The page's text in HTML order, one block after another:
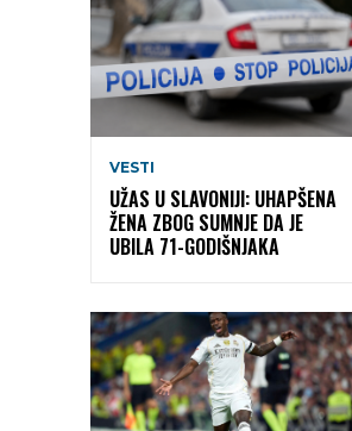
VESTI
UŽAS U SLAVONIJI: UHAPŠENA
ŽENA ZBOG SUMNJE DA JE
UBILA 71-GODIŠNJAKA